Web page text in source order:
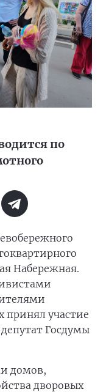
по
Набережная.
принял участие
Госдумы
домов,
дворовых